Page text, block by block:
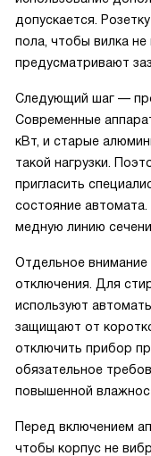
допускается.
пола, чтобы вилка не
предусматривают
Следующий шаг —
Современные
кВт, и старые
такой нагрузки.
пригласить
состояние
медную линию
Отдельное
отключения. Для
используют
защищают от
отключить прибор
обязательное
повышенной
Перед включением
чтобы корпус не